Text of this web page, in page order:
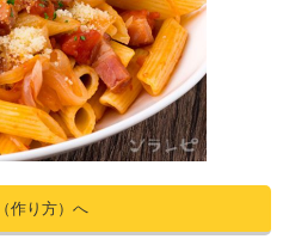
作り方）へ